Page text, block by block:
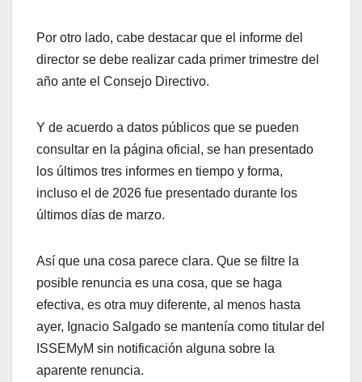
Por otro lado, cabe destacar que el informe del
director se debe realizar cada primer trimestre del
año ante el Consejo Directivo.
Y de acuerdo a datos públicos que se pueden
consultar en la página oficial, se han presentado
los últimos tres informes en tiempo y forma,
incluso el de 2026 fue presentado durante los
últimos días de marzo.
Así que una cosa parece clara. Que se filtre la
posible renuncia es una cosa, que se haga
efectiva, es otra muy diferente, al menos hasta
ayer, Ignacio Salgado se mantenía como titular del
ISSEMyM sin notificación alguna sobre la
aparente renuncia.